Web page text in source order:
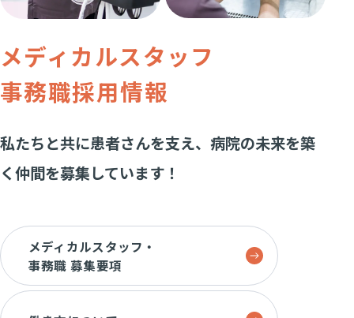
メディカルスタッフ
事務職採用情報
私たちと共に患者さんを支え、 病院の未来を築
く仲間を募集しています！
メディカルスタッフ・
事務職 募集要項